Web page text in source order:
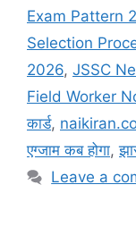
Exam Pattern
Selection
2026, JSSC
Field Worker
कार्ड,
एग्जाम कब होगा,
Leave a